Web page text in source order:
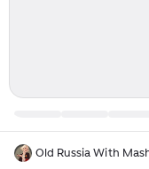
Old Russia With